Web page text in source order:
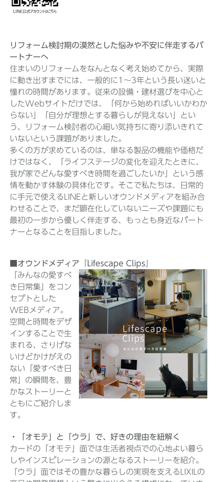
リフォーム検討期の漠然とした悩みや不安に伴走するパ
ートナーへ
住まいのリフォームをなんとなく考え始めてから、実際
に動き出すまでには、一般的に1〜3年という長い迷いと
憧れの時間があります。従来の設備・建材選びを中心と
したWebサイトだけでは、「何から始めればいいかわか
らない」「自分が理想とする暮らしが見えない」とい
う、リフォーム検討者の心細い気持ちに寄り添いきれて
いないという課題がありました。
多くの方が求めているのは、単なる製品の機能や価格だ
けではなく、「ライフステージの変化を迎えたときに、
我が家でどんな愛すべき時間を過ごしたいか」という感
情を動かす体験の具体化です。そこで私たちは、日常的
に手元で使えるLINEと新しいオウンドメディアを組み合
わせることで、まだ顕在化していないニーズや課題にも
最初の一歩から優しく伴走する、もっとも身近なパート
ナーとなることを目指しました。
■オウンドメディア『Lifescape Clips』
「みんなの愛すべ
き日常集」をコン
セプトとした
WEBメディア。
空間と時間をデザ
インすることで生
まれる、さりげな
いけどかけがえの
ない「愛すべき日
常」の瞬間を、豊
かなストーリーと
ともにご紹介しま
す。
・「オモテ」と「ウラ」で、好きの理由を紐解く
カードの「オモテ」面では生活者視点での心地よい暮ら
しやインスピレーションの源となるストーリーを紹介。
「ウラ」面ではその豊かな暮らしの実現を支えるLIXILの